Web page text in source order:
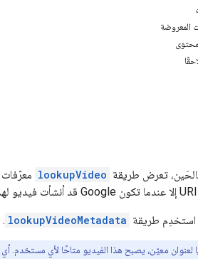
تعرض طريقة lookupVideo
استخدِم طريقة lookupVideoMetadata
.